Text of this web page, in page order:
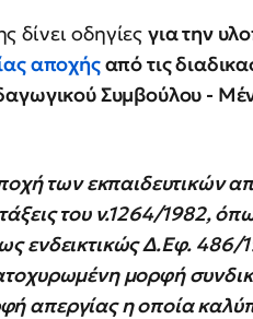
οδηγίες για την
αποχήςαπό τις
Συμβούλου -
των εκπαιδευτικών
του ν.1264/1982,
ενδεικτικώς Δ.Εφ. 486/
μορφή
απεργίας η οποία